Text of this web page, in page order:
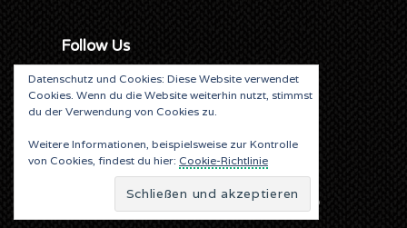
Follow Us
© ALEA LIBRIS VERLAG SINCE 2019
Datenschutz und Cookies: Diese Website verwendet
Cookies. Wenn du die Website weiterhin nutzt, stimmst
du der Verwendung von Cookies zu.
Weitere Informationen, beispielsweise zur Kontrolle
von Cookies, findest du hier: Cookie-Richtlinie